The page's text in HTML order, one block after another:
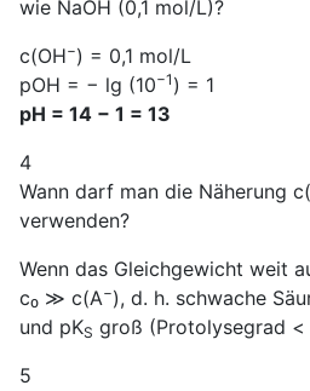
wie NaOH (0,1 mol/L)?
c(OH−) = 0,1 mol/L
pOH = − lg (10−1 ) = 1
pH = 14 − 1 = 13
4
Wann darf man die Näherung
verwenden?
Wenn das Gleichgewicht weit
c₀ ≫ c(A−), d. h. schwache
und pKS groß (Protolysegrad <
5